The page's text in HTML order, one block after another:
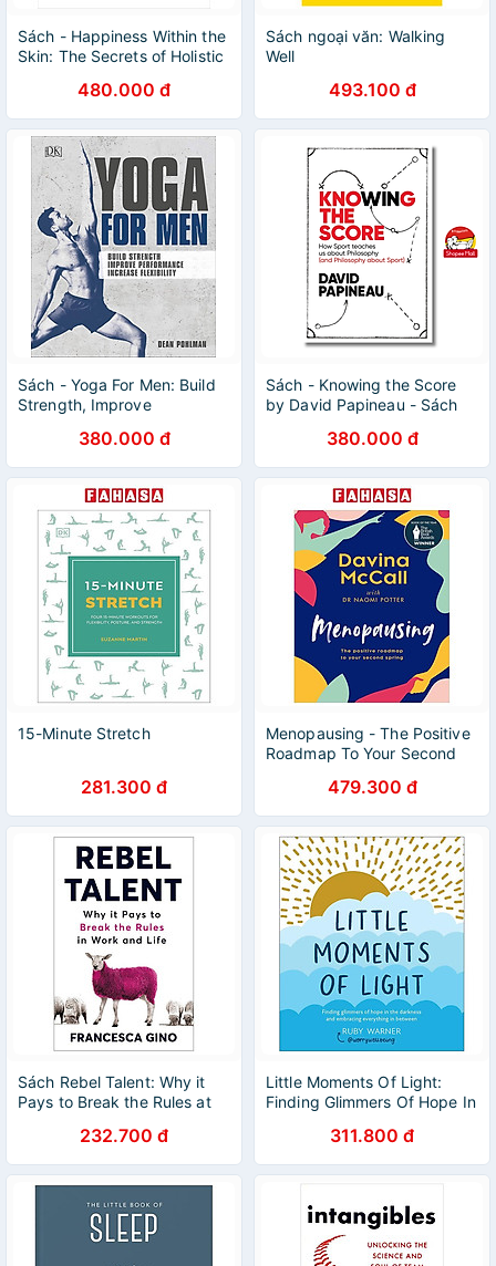
Sách - Happiness Within the
Skin: The Secrets of Holistic
Cinq Mondes Spas by Jean-
Louis Poiroux
480.000 đ
Sách ngoại văn: Walking
Well
493.100 đ
Sách - Yoga For Men: Build
Strength, Improve
Flexibility by Dean Pohlman
- Fitness/ Health /Sports In
English
380.000 đ
Sách - Knowing the Score
by David Papineau - Sách
Nhập khẩu UK380.000 đ
15-Minute Stretch
281.300 đ
Menopausing - The Positive
Roadmap To Your Second
479.300 đ
Sách Rebel Talent: Why it
Pays to Break the Rules at
(Paperback)232.700 đ
Little Moments Of Light:
Finding Glimmers Of Hope In
311.800 đ